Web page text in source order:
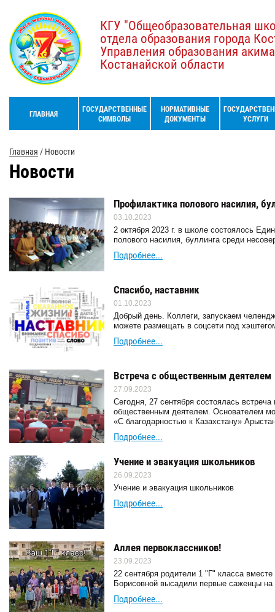
КГУ "Общеобразовательная
отдела образования города
Управления образования
Костанайской области
ГЛАВНАЯ
ГОСУДАРСТВЕННЫЕ
СИМВОЛЫ
НОРМАТИВНЫЕ
ДОКУМЕНТЫ
УСЛУГИ
Главная / Новости
Новости
Профилактика полового насилия,
03.10.2023
2 октября 2023 г. в школе состоялось
полового насилия, буллинга среди
Подробнее...
Спасибо, наставник
01.10.2023
Добрый день. Коллеги, запускаем
можете размещать в соцсети под
Подробнее...
Встреча с общественным деятелем
27.09.2023
Сегодня, 27 сентября состоялась
общественным деятелем. Основателем
«С благодарностью к Казахстану»
Подробнее...
Учение и эвакуация школьников
26.09.2023
Учение и эвакуация школьников
Подробнее...
Аллея первоклассников!
23.09.2023
22 сентября родители 1 "Г" класса
Борисовной высадили первые саженцы на
Подробнее...